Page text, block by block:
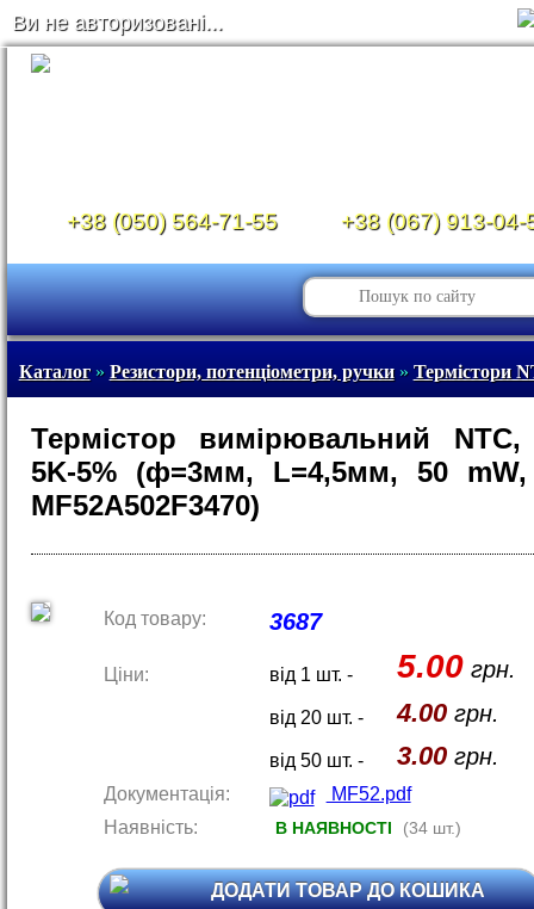
Ви не авторизовані...
+38 (050) 564-71-55 +38 (067) 913-04-
Каталог» Резистори, потенціометри, ручки» Термістори
Термістор вимірювальний NTC,
5K-5% (ф=3мм, L=4,5мм, 50 mW,
MF52A502F3470)
Код товару: 3687
Ціни: від 1 шт. - 5.00грн.
від 20 шт. - 4.00грн.
від 50 шт. - 3.00грн.
Документація:
MF52.pdf
Наявність:
В НАЯВНОСТІ (34 шт.)
ДОДАТИ ТОВАР ДО КОШИКА